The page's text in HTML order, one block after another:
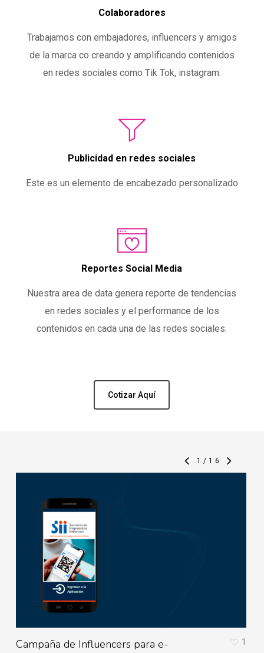
Colaboradores
Trabajamos con embajadores, influencers y amigos
de la marca co creando y amplificando contenidos
en redes sociales como Tik Tok, instagram.
Publicidad en redes sociales
Este es un elemento de encabezado personalizado
Reportes Social Media
Nuestra area de data genera reporte de tendencias
en redes sociales y el performance de los
contenidos en cada una de las redes sociales.
Cotizar Aquí
1/16
Campaña de Influencers para e-
1